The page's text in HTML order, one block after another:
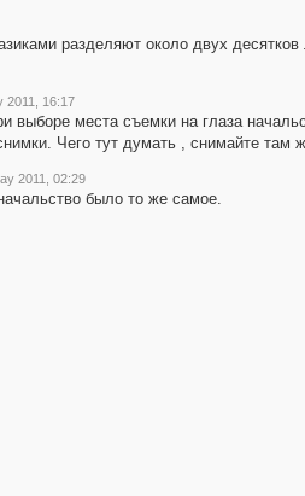
разделяют около двух десятков
2011, 16:17
выборе места съемки на глаза
Чего тут думать , снимайте там
2011, 02:29
было то же самое.